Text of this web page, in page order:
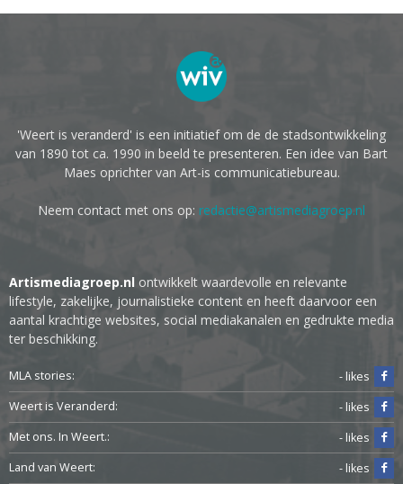
'Weert is veranderd' is een initiatief om de de stadsontwikkeling
van 1890 tot ca. 1990 in beeld te presenteren. Een idee van Bart
Maes oprichter van Art-is communicatiebureau.
Neem contact met ons op: redactie@artismediagroep.nl
Artismediagroep.nl ontwikkelt waardevolle en relevante
lifestyle, zakelijke, journalistieke content en heeft daarvoor een
aantal krachtige websites, social mediakanalen en gedrukte media
ter beschikking.
MLA stories:
- likes
Weert is Veranderd:
- likes
Met ons. In Weert.:
- likes
Land van Weert:
- likes